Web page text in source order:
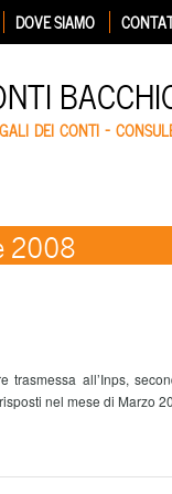
DOVE SIAMO
DEI CONTI –
2008
trasmessa all’Inps,
nel mese di Marzo